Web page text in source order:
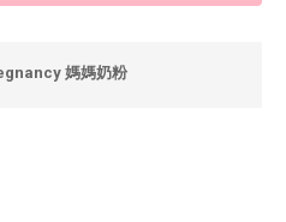
媽媽奶粉